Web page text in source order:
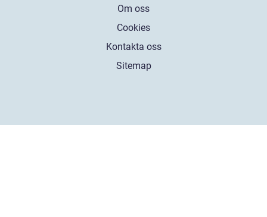
Om oss
Cookies
Kontakta oss
Sitemap